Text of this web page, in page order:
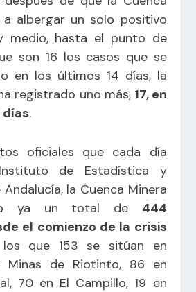
a albergar un solo positivo
medio, hasta el punto de
son 16 los casos que se
en los últimos 14 días, la
registrado uno más, 17, en
.
oficiales que cada día
de Estadística y
la Cuenca Minera
ya un total de 444
el comienzo de la crisis
que 153 se sitúan en
Minas de Riotinto, 86 en
70 en El Campillo, 19 en